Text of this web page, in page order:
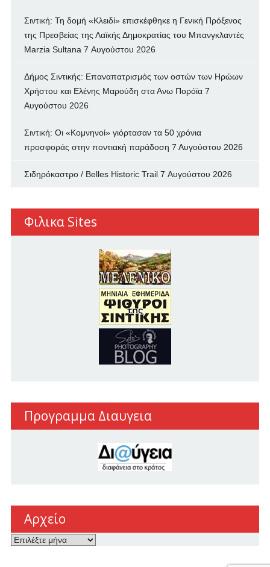
Σιντική: Τη δομή «Κλειδί» επισκέφθηκε η Γενική Πρόξενος
της Πρεσβείας της Λαϊκής Δημοκρατίας του Μπανγκλαντές
Marzia Sultana 7 Αυγούστου 2026
Δήμος Σιντικής: Επαναπατρισμός των oστών των Ηρώων
Χρήστου και Ελένης Μαρούδη στα Ανω Πορόϊα 7
Αυγούστου 2026
Σιντική: Οι «Κομνηνοί» γιόρτασαν τα 50 χρόνια
προσφοράς στην ποντιακή παράδοση 7 Αυγούστου 2026
Σιδηρόκαστρο / Belles Historic Trail 7 Αυγούστου 2026
Φιλικα Sites
Προγραμμα Διαυγεια
Αρχείο
Αρχείο